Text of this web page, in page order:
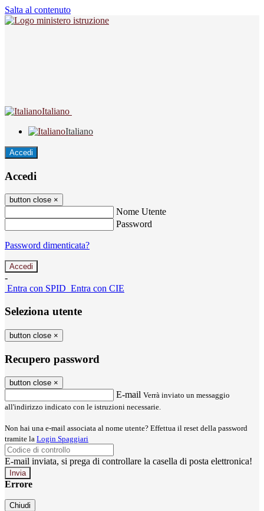
Salta al contenuto
Italiano
Italiano
Accedi
Accedi
button close ×
Nome Utente
Password
Password dimenticata?
-
Entra con SPID Entra con CIE
Seleziona utente
button close ×
Recupero password
button close ×
E-mail Verrà inviato un messaggio
all'indirizzo indicato con le istruzioni necessarie.
Non hai una e-mail associata al nome utente? Effettua il reset della password
tramite la Login Spaggiari
E-mail inviata, si prega di controllare la casella di posta elettronica!
Errore
Chiudi